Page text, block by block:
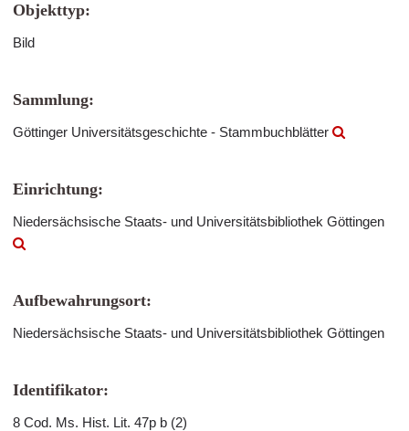
Objekttyp:
Bild
Sammlung:
Göttinger Universitätsgeschichte - Stammbuchblätter
Einrichtung:
Niedersächsische Staats- und Universitätsbibliothek Göttingen
Aufbewahrungsort:
Niedersächsische Staats- und Universitätsbibliothek Göttingen
Identifikator:
8 Cod. Ms. Hist. Lit. 47p b (2)